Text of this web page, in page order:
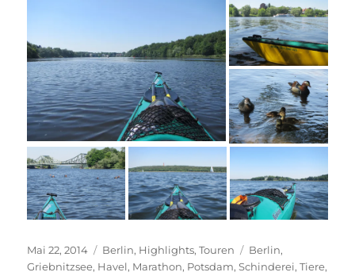
Veröffentlicht
am
Mai 22, 2014 Kategorien
Berlin, Highlights,Touren Schlagwörter
Berlin,
Griebnitzsee, Havel, Marathon, Potsdam,Schinderei,Tiere,